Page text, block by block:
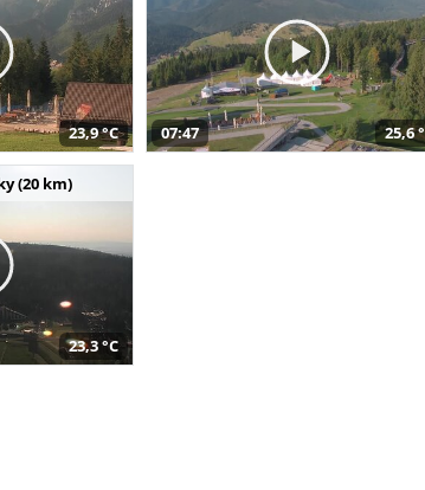
23,9 °C 07:47 25,6
(20 km)
23,3 °C